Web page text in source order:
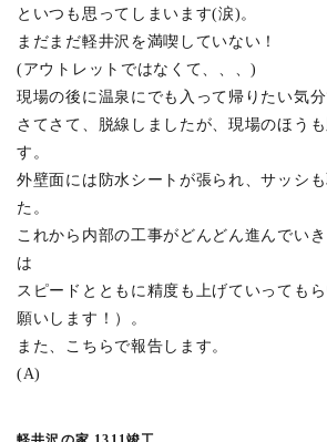
鷹番の集合住宅 1508竣工 (6)
吉祥寺本町のビル 1506竣工
境一丁目の家 1504竣工 (4)
上水新町の家 1501竣工 (2)
オーストラリアハウス
東京ソテリア
光庭の家 1411竣工 (6)
戸田の家 1410竣工
境の家 1406竣工
目白の家 1404竣工 (3)
多磨町の家 1403竣工
といつも思ってしまいます(涙)。
まだまだ軽井沢を満喫していない！
(アウトレットではなくて、、、)
現場の後に温泉にでも入って帰りたい気分
さてさて、脱線しましたが、現場のほう
す。
外壁面には防水シートが張られ、サッシ
た。
これから内部の工事がどんどん進んでい
は
スピードとともに精度も上げていっても
願いします！）。
また、こちらで報告します。
(A)